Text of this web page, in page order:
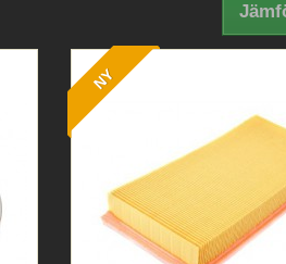
NY